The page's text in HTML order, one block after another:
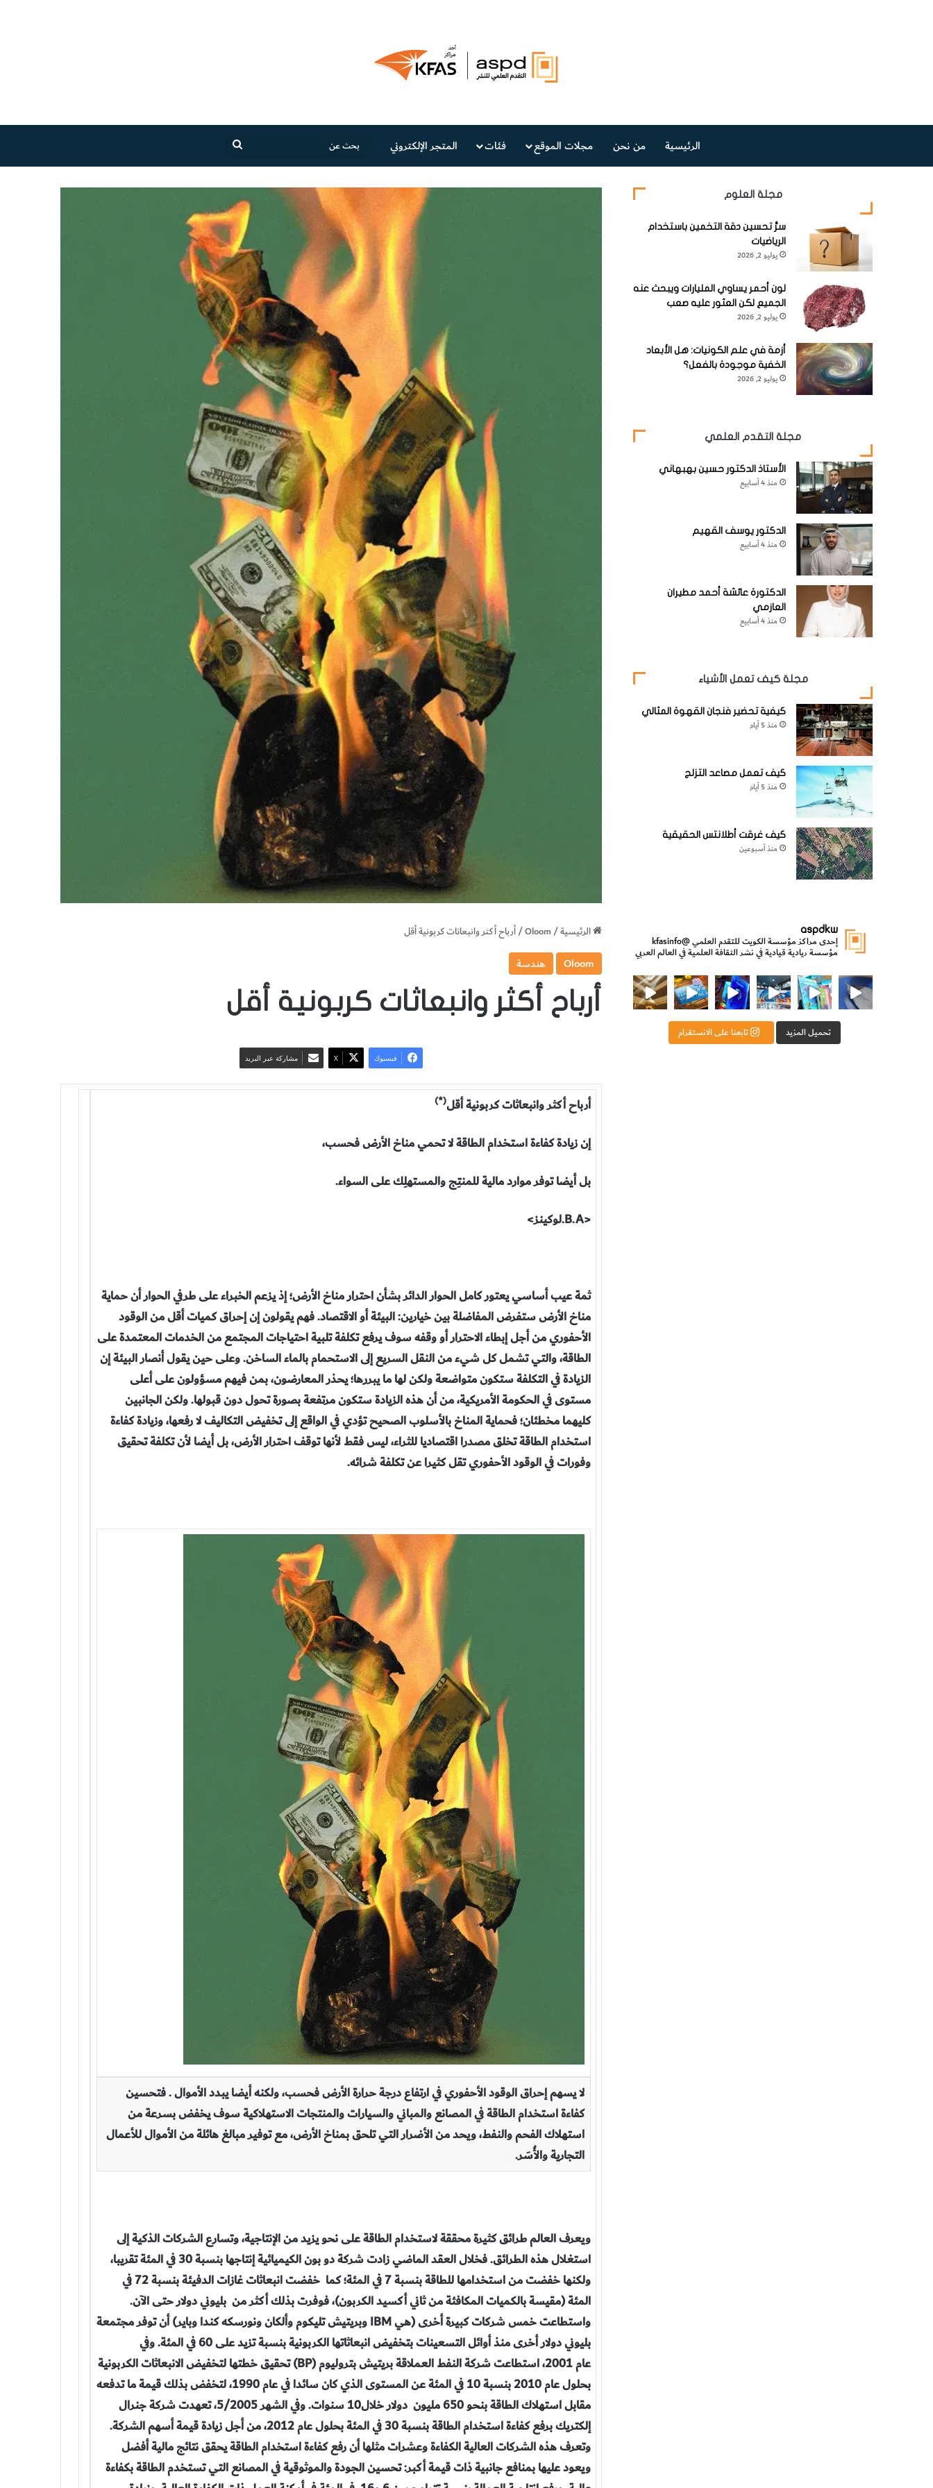
الرئيسية من نحن مجلات الموقع فئات المتجر الإلكتروني
عن
الرئيسية/
Oloom
/أرباح أكثر وانبعاثات كربونية أقل
Oloom هندسة
أرباح أكثر وانبعاثات كربونية أقل
فيسبوك ‫X مشاركة عبر البريد
أرباح أكثر وانبعاثات كربونية أقل(*)
إن زيادة كفاءة استخدام الطاقة لا تحمي مناخ الأرض فحسب،
بل أيضا توفر موارد مالية للمنتِج والمستهلِك على السواء.
<B.A.لوکينز>
ثمة عيب أساسي يعتور كامل الحوار الدائر بشأن احترار مناخ الأرض؛ إذ يزعم الخبراء على طرفي الحوار أن حماية
مناخ الأرض ستفرض المفاضلة بين خيارين: البيئة أو الاقتصاد. فهم يقولون إن إحراق كميات أقل من الوقود
الأحفوري من أجل إبطاء الاحترار أو وقفه سوف يرفع تكلفة تلبية احتياجات المجتمع من الخدمات المعتمدة على
الطاقة، والتي تشمل كل شيء من النقل السريع إلى الاستحمام بالماء الساخن. وعلى حين يقول أنصار البيئة إن
الزيادة في التكلفة ستكون متواضعة ولكن لها ما يبررها؛ يحذر المعارضون، بمن فيهم مسؤولون على أعلى
مستوى في الحكومة الأمريكية، من أن هذه الزيادة ستكون مرتفعة بصورة تحول دون قبولها. ولكن الجانبين
كليهما مخطئان؛ فحماية المناخ بالأسلوب الصحيح تؤدي في الواقع إلى تخفيض التكاليف لا رفعها، وزيادة كفاءة
استخدام الطاقة تخلق مصدرا اقتصاديا للثراء، ليس فقط لأنها توقف احترار الأرض، بل أيضا لأن تكلفة تحقيق
وفورات في الوقود الأحفوري تقل كثيرا عن تكلفة شرائه.
لا يسهم إحراق الوقود الأحفوري في ارتفاع درجة حرارة الأرض فحسب، ولكنه أيضا يبدد الأموال . فتحسين
كفاءة استخدام الطاقة في المصانع والمباني والسيارات والمنتجات الاستهلاكية سوف يخفض بسرعة من
استهلاك الفحم والنفط، ويحد من الأضرار التي تلحق بمناخ الأرض، مع توفير مبالغ هائلة من الأموال للأعمال
التجارية والأُسَر.
ويعرف العالم طرائق كثيرة محققة لاستخدام الطاقة على نحو يزيد من الإنتاجية، وتسارع الشركات الذكية إلى
استغلال هذه الطرائق. فخلال العقد الماضي زادت شركة دو بون الكيميائية إنتاجها بنسبة 30 في المئة تقريبا،
ولكنها خفضت من استخدامها للطاقة بنسبة 7 في المئة؛ كما خفضت انبعاثات غازات الدفيئة بنسبة 72 في
المئة (مقيسة بالكميات المكافئة من ثاني أكسيد الكربون)، فوفرت بذلك أكثر من بليوني دولار حتى الآن.
واستطاعت خمس شركات كبيرة أخرى (هي IBM وبريتيش تليكوم وألكان ونورسكه كندا وباير) أن توفر مجتمعة
بليوني دولار أخرى منذ أوائل التسعينات بتخفيض انبعاثاتها الكربونية بنسبة تزيد على 60 في المئة. وفي
عام 2001، استطاعت شركة النفط العملاقة بريتيش بتروليوم (BP) تحقيق خطتها لتخفيض الانبعاثات الكربونية
بحلول عام 2010 بنسبة 10 في المئة عن المستوى الذي كان سائدا في عام 1990، لتخفض بذلك قيمة ما تدفعه
مقابل استهلاك الطاقة بنحو 650 مليون دولار خلال10 سنوات. وفي الشهر 5/2005، تعهدت شركة جنرال
إلكتريك برفع كفاءة استخدام الطاقة بنسبة 30 في المئة بحلول عام 2012، من أجل زيادة قيمة أسهم الشركة.
وتعرف هذه الشركات العالية الكفاءة وعشرات مثلها أن رفع كفاءة استخدام الطاقة يحقق نتائج مالية أفضل
ويعود عليها بمنافع جانبية ذات قيمة أكبر: تحسين الجودة والموثوقية في المصانع التي تستخدم الطاقة بكفاءة
مجلة العلوم
سرُّ تحسين دقة التخمين باستخدام
الرياضيات
يوليو 2, 2026
لون أحمر يساوي المليارات ويبحث عنه
الجميع لكن العثور عليه صعب
يوليو 2, 2026
أزمة في علم الكونيات: هل الأبعاد
الخفية موجودة بالفعل؟
يوليو 2, 2026
مجلة التقدم العلمي
الأستاذ الدكتور حسين بهبهاني
منذ 4 أسابيع
الدكتور يوسف القهيم
منذ 4 أسابيع
الدكتورة عائشة أحمد مطيران
العازمي
منذ 4 أسابيع
مجلة كيف تعمل الأشياء
كيفية تحضير فنجان القهوة المثالي
منذ 5 أيام
كيف تعمل مصاعد التزلج
منذ 5 أيام
كيف غرقت أطلانتس الحقيقية
منذ أسبوعين
aspdkw
إحدى مراكز مؤسسة الكويت للتقدم العلمي@kfasinfo
مؤسسة ريادية قيادية في نشر الثقافة العلمية في العالم العربي
ووزير الدولة لشؤون الش
من الأعماق نكتشف ومن الكتب نتعلّم⁨ رجعنا! ما كنّا بعيد! مجهزين لكم كل جديد!⁩
تحميل المزيد تابعنا على الانستقرام